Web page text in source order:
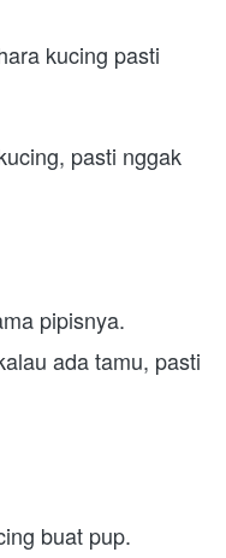
kucing pasti
pasti nggak
pipisnya.
ada tamu, pasti
buat pup.